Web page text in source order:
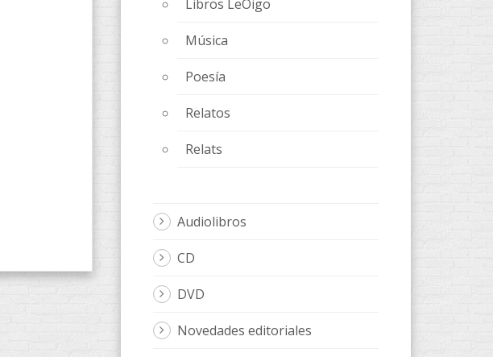
Libros LeOigo
Música
Poesía
Relatos
Relats
Audiolibros
CD
DVD
Novedades editoriales